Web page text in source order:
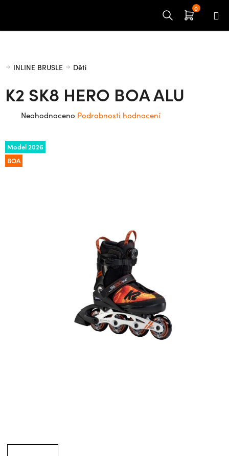
DomůINLINE BRUSLE Děti
K2 SK8 HERO BOA ALU
Průměrné
produktu
je
0,0
Neohodnoceno Podrobnosti hodnocení
Model 2026
BOA